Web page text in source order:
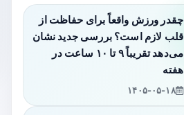
چقدر ورزش واقعاً برای حفاظت از
قلب لازم است؟ بررسی جدید نشان
می‌دهد تقریباً ۹ تا ۱۰ ساعت در
هفته
۱۴۰۵-۰۵-۱۸